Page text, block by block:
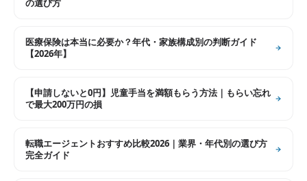
の選び方
医療保険は本当に必要か？年代・家族構成別の判断ガイド
【2026年】
【申請しないと0円】児童手当を満額もらう方法｜もらい忘れ
で最大200万円の損
転職エージェントおすすめ比較2026｜業界・年代別の選び方
完全ガイド